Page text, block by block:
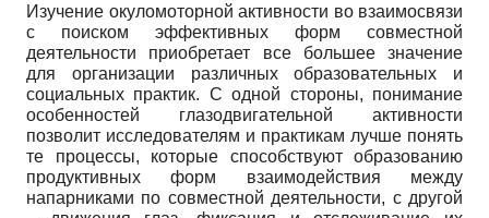
Изучение окуломоторной активности во взаимосвязи
с поиском эффективных форм совместной
деятельности приобретает все большее значение
для организации различных образовательных и
социальных практик. С одной стороны, понимание
особенностей глазодвигательной активности
позволит исследователям и практикам лучше понять
те процессы, которые способствуют образованию
продуктивных форм взаимодействия между
напарниками по совместной деятельности, с другой